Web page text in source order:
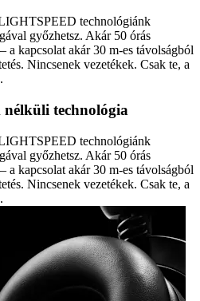
technológiánk
győzhetsz. Akár 50 órás
a kapcsolat akár 30 m-es távolságból
Nincsenek vezetékek. Csak te, a
technológia
technológiánk
győzhetsz. Akár 50 órás
a kapcsolat akár 30 m-es távolságból
Nincsenek vezetékek. Csak te, a